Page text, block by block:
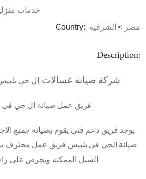
خدمات
Country:
مصر > الشرقية
Description:
شركة صيانة غسالات ال جي
فريق عمل صيانة ال جي فى
يوجد فريق دعم فنى يقوم بصيانه جميع
صيانة الجي فى بلبيس فريق عمل محترف
السبل الممكنه ويحرص على